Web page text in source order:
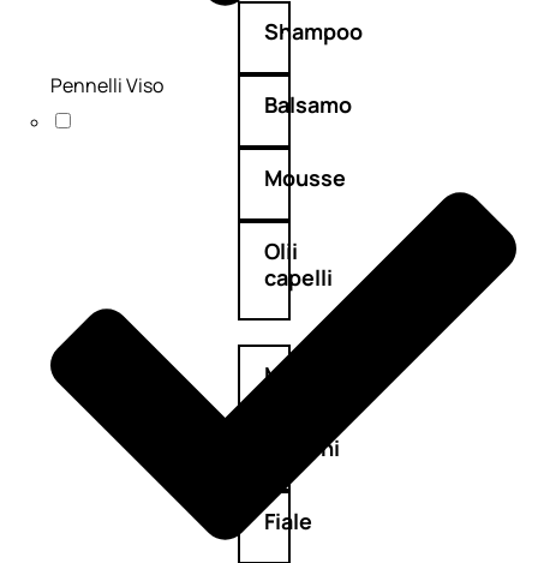
Shampoo
Balsamo
Mousse
Olii
capelli
Maschere
Lozioni
Fiale
Pennelli Viso